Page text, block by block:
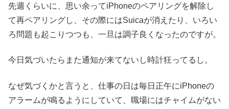
先週くらいに、思い余ってiPhoneのペアリングを解除し
て再ペアリングし、その際にはSuicaが消えたり、いろい
ろ問題も起こりつつも、一旦は調子良くなったのですが。
今日気づいたらまた通知が来てないし時計狂ってるし。
なぜ気づくかと言うと、仕事の日は毎日正午にiPhoneの
アラームが鳴るようにしていて、職場にはチャイムがない